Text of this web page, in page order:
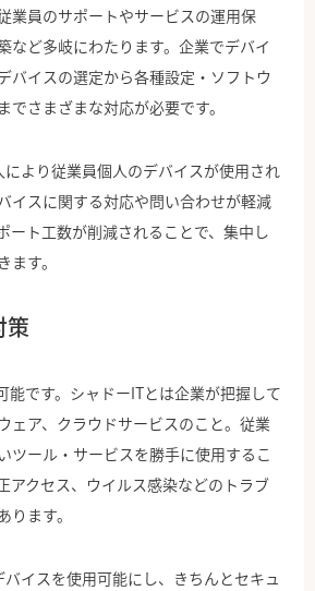
業員のサポートやサービスの運用保
など多岐にわたります。企業でデバイ
バイスの選定から各種設定・ソフトウ
でさまざまな対応が必要です。
により従業員個人のデバイスが使用され
イスに関する対応や問い合わせが軽減
ート工数が削減されることで、集中し
す。
策
能です。シャドーITとは企業が把握して
ェア、クラウドサービスのこと。従業
ツール・サービスを勝手に使用するこ
アクセス、ウイルス感染などのトラブ
ます。
バイスを使用可能にし、きちんとセキュ